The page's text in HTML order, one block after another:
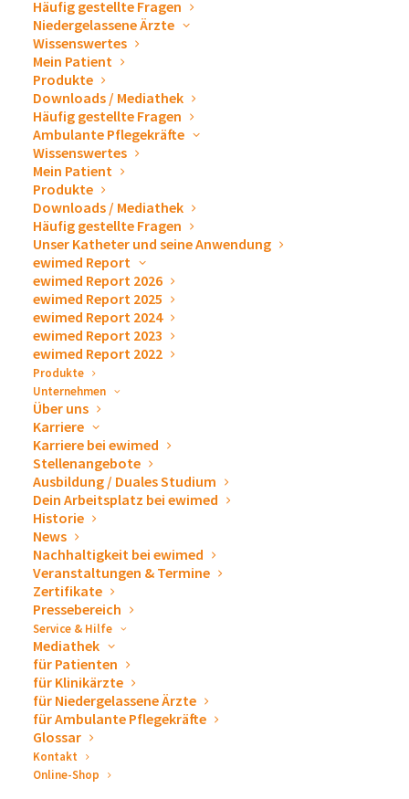
Häufig gestellte Fragen
Niedergelassene Ärzte
Wissenswertes
Mein Patient
Produkte
Downloads / Mediathek
Häufig gestellte Fragen
Ambulante Pflegekräfte
Wissenswertes
Mein Patient
Produkte
Downloads / Mediathek
Häufig gestellte Fragen
Unser Katheter und seine Anwendung
ewimed Report
ewimed Report 2026
ewimed Report 2025
ewimed Report 2024
ewimed Report 2023
ewimed Report 2022
Produkte
Unternehmen
Über uns
Karriere
Karriere bei ewimed
Stellenangebote
Ausbildung / Duales Studium
Dein Arbeitsplatz bei ewimed
Historie
News
Nachhaltigkeit bei ewimed
Veranstaltungen & Termine
Zertifikate
Pressebereich
Service & Hilfe
Mediathek
für Patienten
für Klinikärzte
für Niedergelassene Ärzte
für Ambulante Pflegekräfte
Glossar
Kontakt
Online-Shop
5. März 2020-7. März 2020
Wir würden uns sehr freuen Sie an unserem Messestand
begrüßen zu dürfen.
Gerne stellen wir Ihnen unsere Produkte zur Drainage
und Punktion, sowie Zubehör zum Ablassen von
Pleuraergüssen und Aszites persönlich vor. Wir
beantworten Ihnen sehr gern alle Fragen und erklären
das ewimed Versorgungskonzept.
Wenn Sie eine persönliche Beratung wünschen,
vereinbaren Sie vorab doch bitte einen Termin über unser
Kontaktformular.
Zum Kalender hinzufügen
DETAILS
Beginn:
5. März 2020
Ende:
7. März 2020
Veranstaltungskategori
Deutschland
Veranstaltung-Tags:
Innere Medizin
Website:
http://www.spig.org/
VERANSTALTER